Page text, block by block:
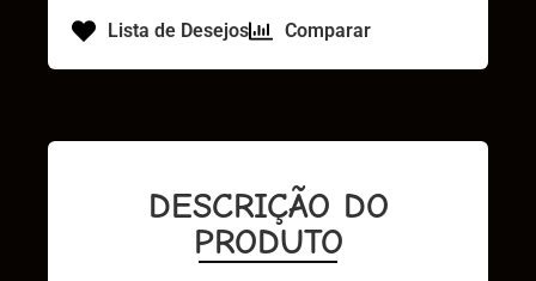
Lista de Desejos Comparar
DESCRIÇÃO DO
PRODUTO